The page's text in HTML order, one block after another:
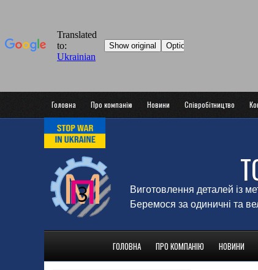
Головна Про компанію Новини Співробітництво
Виготовлення деталей із
Беремося за одиничні та
ГОЛОВНА ПРО КОМПАНІЮ НОВИНИ